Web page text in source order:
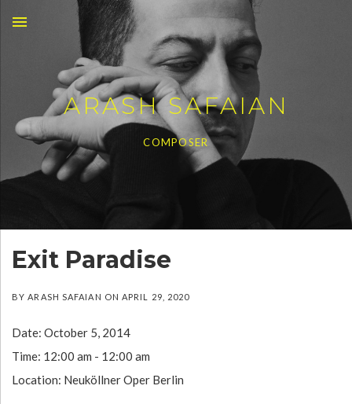
ARASH SAFAIAN
COMPOSER
Exit Paradise
BY ARASH SAFAIAN ON APRIL 29, 2020
Date: October 5, 2014
Time: 12:00 am - 12:00 am
Location: Neuköllner Oper Berlin